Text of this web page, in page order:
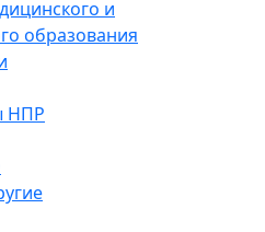
и
образования
НПР